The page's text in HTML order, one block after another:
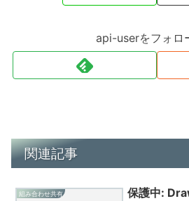
api-userをフォロ
関連記事
組み合わせ共有 保護中: